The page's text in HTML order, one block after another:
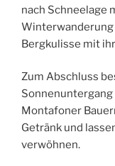
nach Schneelage
Winterwanderung
Bergkulisse mit
Zum Abschluss
Sonnenuntergang
Montafoner
Getränk und
verwöhnen.